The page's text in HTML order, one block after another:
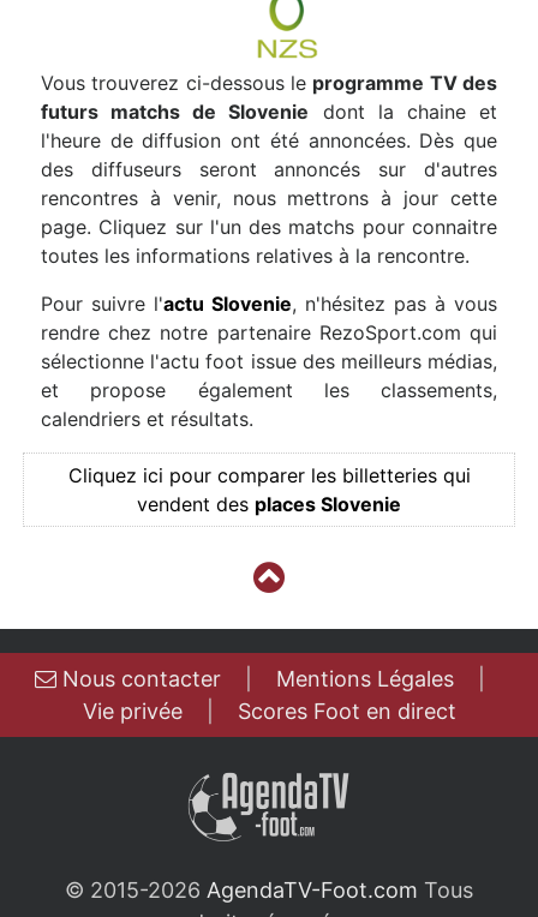
Vous trouverez ci-dessous le programme TV des
futurs matchs de Slovenie dont la chaine et
l'heure de diffusion ont été annoncées. Dès que
des diffuseurs seront annoncés sur d'autres
rencontres à venir, nous mettrons à jour cette
page. Cliquez sur l'un des matchs pour connaitre
toutes les informations relatives à la rencontre.
Pour suivre l'actu Slovenie, n'hésitez pas à vous
rendre chez notre partenaire RezoSport.com qui
sélectionne l'actu foot issue des meilleurs médias,
et propose également les classements,
calendriers et résultats.
Cliquez ici pour comparer les billetteries qui
vendent des places Slovenie
Nous contacter Mentions Légales
Vie privée| Scores Foot en direct
© 2015-2026 AgendaTV-Foot.com Tous